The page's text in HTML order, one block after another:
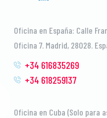
Oficina en España: Calle
Oficina 7. Madrid, 28028.
+34 616835269
+34 618259137
Oficina en Cuba (Solo para